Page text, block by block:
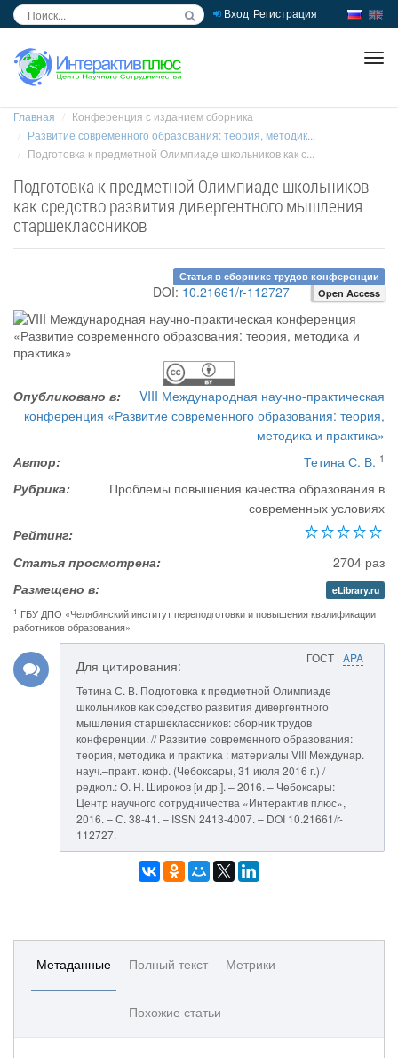
Вход Регистрация
Главная
Конференция с изданием сборника
Развитие современного образования: теория, методик...
Подготовка к предметной Олимпиаде школьников как с...
Подготовка к предметной Олимпиаде школьников
как средство развития дивергентного мышления
старшеклассников
Статья в сборнике трудов конференции
DOI: 10.21661/r-112727 Open Access
Опубликовано в:
VIII Международная научно-практическая
конференция «Развитие современного образования: теория,
методика и практика»
Автор:
Тетина С. В. 1
Рубрика:
Проблемы повышения качества образования в
современных условиях
Рейтинг:
Статья просмотрена:
2704 раз
Размещено в:
eLibrary.ru
1 ГБУ ДПО «Челябинский институт переподготовки и повышения квалификации
работников образования»
ГОСТ APA
Для цитирования:
Тетина С. В. Подготовка к предметной Олимпиаде
школьников как средство развития дивергентного
мышления старшеклассников: сборник трудов
конференции. // Развитие современного образования:
теория, методика и практика : материалы VIII Междунар.
науч.–практ. конф. (Чебоксары, 31 июля 2016 г.) /
редкол.: О. Н. Широков [и др.]. – 2016. – Чебоксары:
Центр научного сотрудничества «Интерактив плюс»,
2016. – С. 38-41. – ISSN 2413-4007. – DOI 10.21661/r-
112727.
Метаданные Полный текст Метрики
Похожие статьи